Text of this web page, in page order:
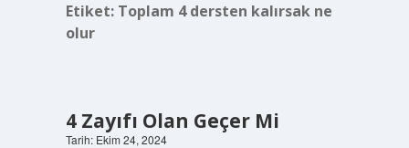
Etiket: Toplam 4 dersten kalırsak ne
olur
4 Zayıfı Olan Geçer Mi
Tarih: Ekim 24, 2024